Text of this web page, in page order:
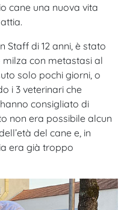
cane una nuova vita
Staff di 12 anni, è stato
con metastasi al
solo pochi giorni, o
i 3 veterinari che
consigliato di
non era possibile alcun
del cane e, in
era già troppo